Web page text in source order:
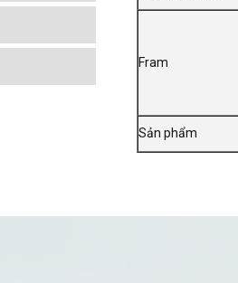
Fram
Sản phẩm